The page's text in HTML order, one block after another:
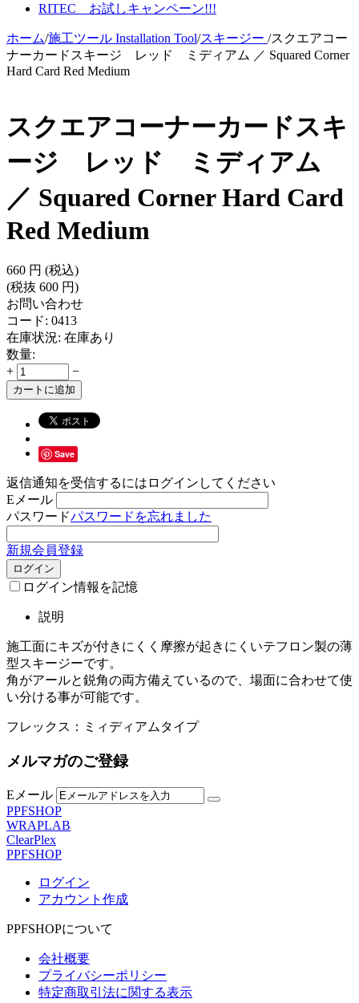
RITEC お試しキャンペーン!!!
ホーム/施工ツール Installation Tool/スキージー /スクエアコー
ナーカードスキージ レッド ミディアム ／ Squared Corner
Hard Card Red Medium
スクエアコーナーカードスキ
ージ レッド ミディアム
／ Squared Corner Hard Card
Red Medium
660 円 (税込)
(税抜 600 円)
お問い合わせ
コード: 0413
在庫状況: 在庫あり
数量:
+
−
カートに追加
Save
返信通知を受信するにはログインしてください
Eメール
パスワードパスワードを忘れました
新規会員登録
ログイン
ログイン情報を記憶
説明
施工面にキズが付きにくく摩擦が起きにくいテフロン製の薄
型スキージーです。
角がアールと鋭角の両方備えているので、場面に合わせて使
い分ける事が可能です。
フレックス：ミィディアムタイプ
メルマガのご登録
Eメール
PPFSHOP
WRAPLAB
ClearPlex
PPFSHOP
ログイン
アカウント作成
PPFSHOPについて
会社概要
プライバシーポリシー
特定商取引法に関する表示